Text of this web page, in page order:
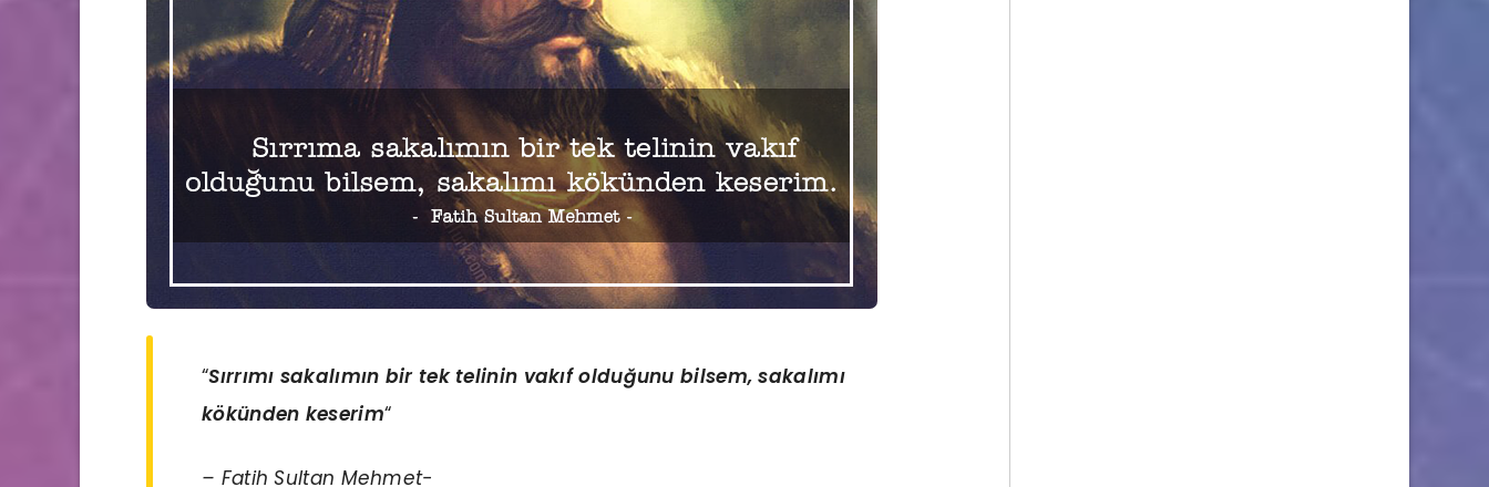
“Sırrımı sakalımın bir tek telinin vakıf olduğunu bilsem, sakalımı
kökünden keserim“
– Fatih Sultan Mehmet-